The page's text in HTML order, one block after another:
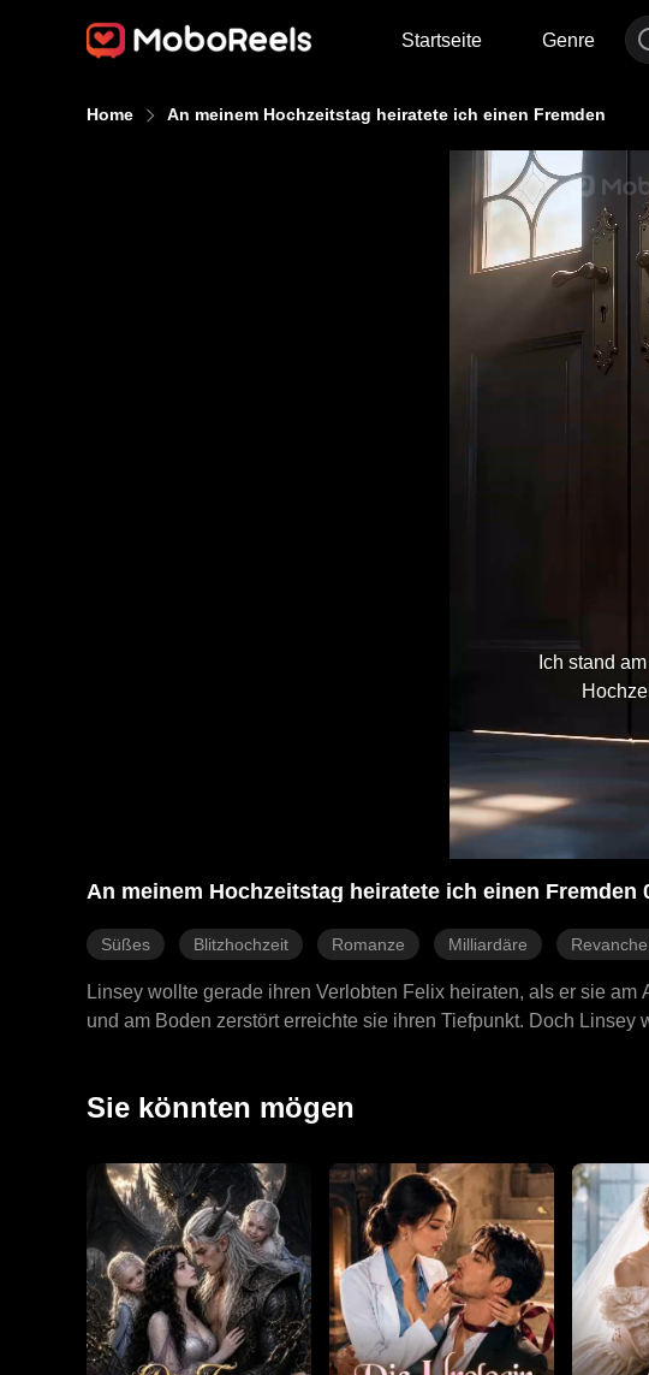
Startseite Genre
Home An meinem Hochzeitstag heiratete ich einen Fremden
Ich stand
An meinem Hochzeitstag heiratete ich einen Fremden
Süßes Blitzhochzeit Romanze Milliardäre
Linsey wollte gerade ihren Verlobten Felix heiraten, als er sie
und am Boden zerstört erreichte sie ihren Tiefpunkt. Doch
Sie könnten mögen